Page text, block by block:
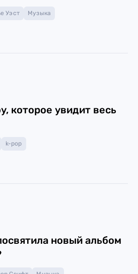
Уэст Музыка
которое увидит весь
k-pop
новый альбом